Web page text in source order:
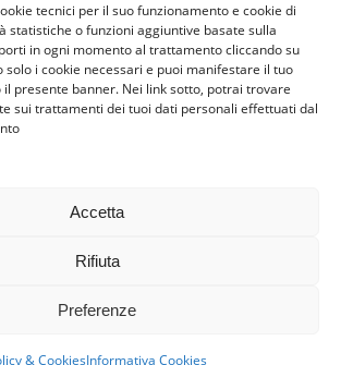
tecnici per il suo funzionamento e cookie di
statistiche o funzioni aggiuntive basate sulla
in ogni momento al trattamento cliccando su
solo i cookie necessari e puoi manifestare il tuo
presente banner. Nei link sotto, potrai trovare
sui trattamenti dei tuoi dati personali effettuati dal
Accetta
Rifiuta
Preferenze
& CookiesInformativa Cookies
per l’accoglienza nel mondo